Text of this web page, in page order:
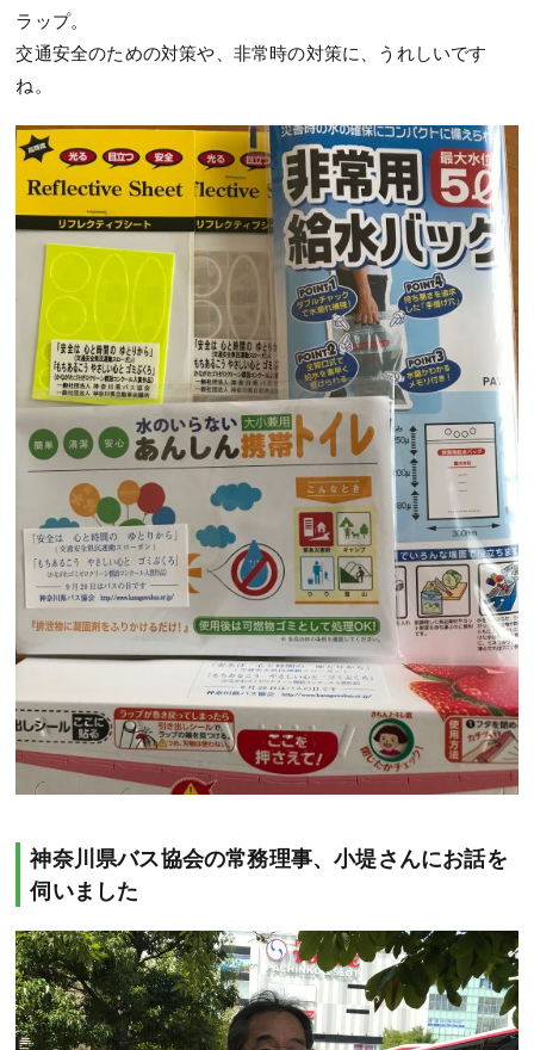
ラップ。
交通安全のための対策や、非常時の対策に、うれしいです
ね。
神奈川県バス協会の常務理事、小堤さんにお話を
伺いました